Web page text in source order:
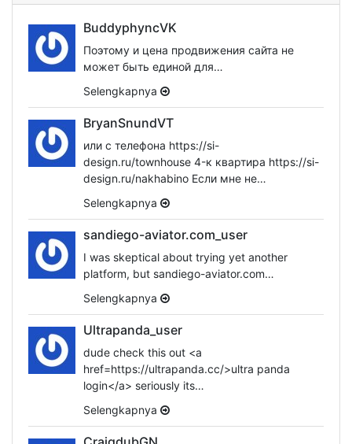
BuddyphyncVK
Поэтому и цена продвижения сайта не
может быть единой для…
Selengkapnya
BryanSnundVT
или с телефона https://si-
design.ru/townhouse 4-к квартира https://si-
design.ru/nakhabino Если мне не…
Selengkapnya
sandiego-aviator.com_user
I was skeptical about trying yet another
platform, but sandiego-aviator.com…
Selengkapnya
Ultrapanda_user
dude check this out <a
href=https://ultrapanda.cc/>ultra panda
login</a> seriously its…
Selengkapnya